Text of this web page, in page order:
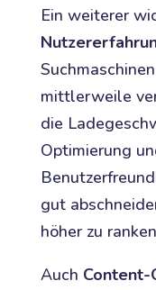
Ein weiterer
mittlerweile
die
Optimierung
gut
höher zu
Auch